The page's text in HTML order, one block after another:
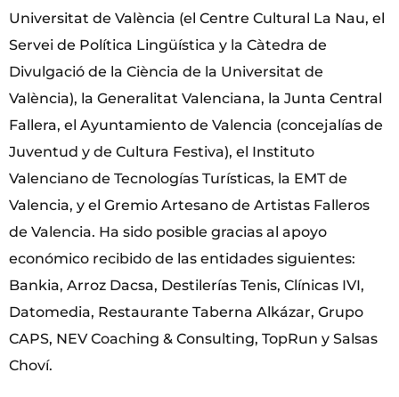
Universitat de València (el Centre Cultural La Nau, el
Servei de Política Lingüística y la Càtedra de
Divulgació de la Ciència de la Universitat de
València), la Generalitat Valenciana, la Junta Central
Fallera, el Ayuntamiento de Valencia (concejalías de
Juventud y de Cultura Festiva), el Instituto
Valenciano de Tecnologías Turísticas, la EMT de
Valencia, y el Gremio Artesano de Artistas Falleros
de Valencia. Ha sido posible gracias al apoyo
económico recibido de las entidades siguientes:
Bankia, Arroz Dacsa, Destilerías Tenis, Clínicas IVI,
Datomedia, Restaurante Taberna Alkázar, Grupo
CAPS, NEV Coaching & Consulting, TopRun y Salsas
Choví.